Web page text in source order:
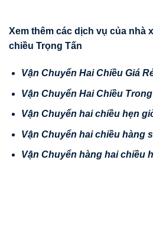
Xem thêm các d ịch vụ của nhà
chiều Trọng Tấn
Vận Chuyển Hai Chiều Giá R
Vận Chuyển Hai Chiều
Vận Chuyển hai chiều hẹn gi
Vận Chuyển hai chiều hàng s
Vận Chuyển hàng hai chiều